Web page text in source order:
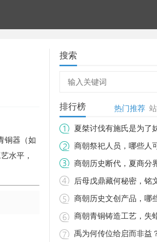
铜器（如
水平，
搜索
排行榜 热门推荐
夏桀讨伐有施氏是为了
商朝祭祀人员，哪些人
商朝历史断代，夏商分
后母戊鼎藏何秘密，铭
商朝历史文创产品，哪
商朝青铜铸造工艺，失
禹为何传位给启而非益